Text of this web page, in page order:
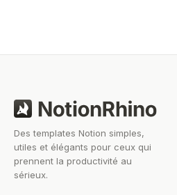
Des templates Notion simples,
utiles et élégants pour ceux qui
prennent la productivité au
sérieux.